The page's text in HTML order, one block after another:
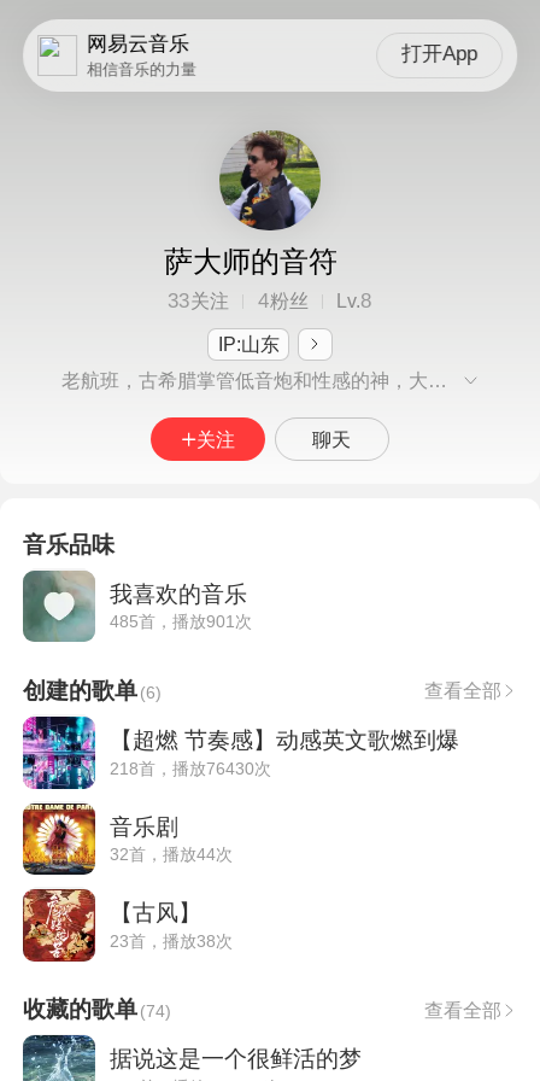
网易云音乐
相信音乐的力量
打开App
萨大师的音符
33关注 4粉丝 Lv.8
IP:山东
老航班，古希腊掌管低音炮和性感的神，大师我要永远追随您
关注 聊天
音乐品味
我喜欢的音乐
485首，播放901次
创建的歌单(6) 查看全部
【超燃 节奏感】动感英文歌燃到爆
218首，播放76430次
音乐剧
32首，播放44次
【古风】
23首，播放38次
收藏的歌单(74) 查看全部
据说这是一个很鲜活的梦